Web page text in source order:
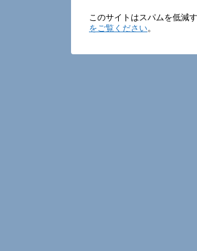
このサイトはスパムを低減
をご覧ください。